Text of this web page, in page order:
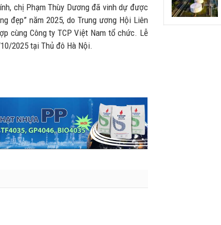
chị Phạm Thùy Dương đã vinh dự được
đẹp” năm 2025, do Trung ương Hội Liên
cùng Công ty TCP Việt Nam tổ chức. Lễ
2025 tại Thủ đô Hà Nội.